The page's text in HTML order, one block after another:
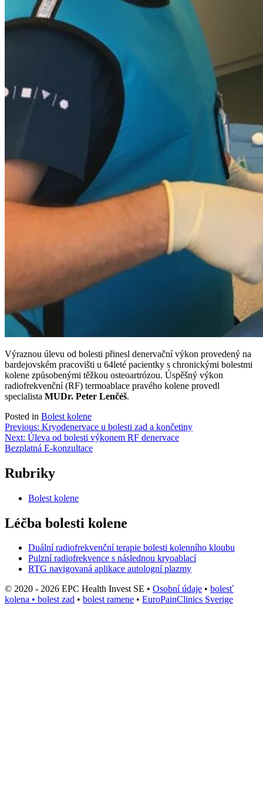
Výraznou úlevu od bolesti přinesl denervační výkon provedený na
bardejovském pracovišti u 64leté pacientky s chronickými bolestmi
kolene způsobenými těžkou osteoartrózou. Úspěšný výkon
radiofrekvenční (RF) termoablace pravého kolene provedl
specialista MUDr. Peter Lenčéš.
Posted in Bolest kolene
Navigace
pro
Previous: Kryodenervace u bolesti zad a končetiny
Next: Úleva od bolesti výkonem RF denervace
Bezplatná E-konzultace
Rubriky
Bolest kolene
Léčba bolesti kolene
Duální radiofrekvenční terapie bolesti kolenního kloubu
Pulzní radiofrekvence s následnou kryoablací
RTG navigovaná aplikace autologní plazmy
© 2020 - 2026 EPC Health Invest SE • Osobní údaje • bolesť
kolena • bolest zad • bolest ramene • EuroPainClinics Sverige